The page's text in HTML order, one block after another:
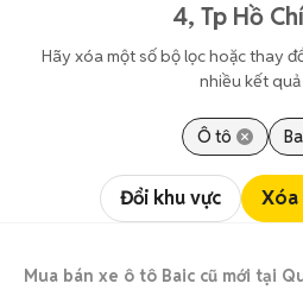
4, Tp Hồ
Hãy xóa một số bộ lọc hoặc thay
nhiều kết
Ô tô
Đổi khu vực Xóa
Mua bán xe ô tô Baic cũ mới tại